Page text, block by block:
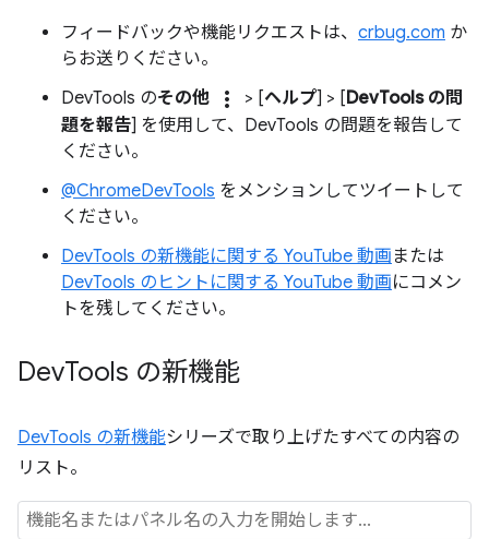
フィードバックや機能リクエストは、 crbug.com か
らお送りください。
DevTools のその他 more_vert > [ヘルプ] > [DevTools の問
題を報告] を使用して、DevTools の問題を報告して
ください。
@ChromeDevTools をメンションしてツイートして
ください。
DevTools の新機能に関する YouTube 動画 または
DevTools のヒントに関する YouTube 動画にコメン
トを残してください。
DevTools の新機能
DevTools の新機能シリーズで取り上げたすべての内容の
リスト。